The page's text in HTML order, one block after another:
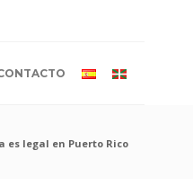
es legal en Puerto Rico